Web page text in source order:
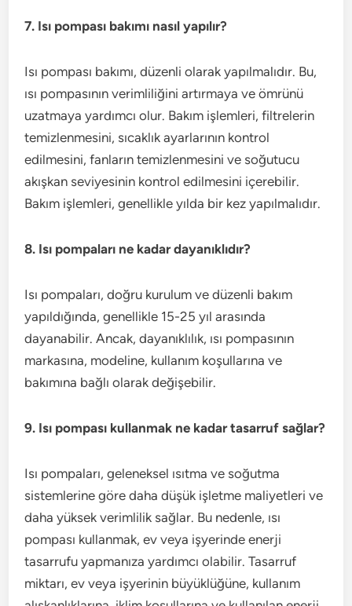
7. Isı pompası bakımı nasıl yapılır?
Isı pompası bakımı, düzenli olarak yapılmalıdır. Bu,
ısı pompasının verimliliğini artırmaya ve ömrünü
uzatmaya yardımcı olur. Bakım işlemleri, filtrelerin
temizlenmesini, sıcaklık ayarlarının kontrol
edilmesini, fanların temizlenmesini ve soğutucu
akışkan seviyesinin kontrol edilmesini içerebilir.
Bakım işlemleri, genellikle yılda bir kez yapılmalıdır.
8. Isı pompaları ne kadar dayanıklıdır?
Isı pompaları, doğru kurulum ve düzenli bakım
yapıldığında, genellikle 15-25 yıl arasında
dayanabilir. Ancak, dayanıklılık, ısı pompasının
markasına, modeline, kullanım koşullarına ve
bakımına bağlı olarak değişebilir.
9. Isı pompası kullanmak ne kadar tasarruf sağlar?
Isı pompaları, geleneksel ısıtma ve soğutma
sistemlerine göre daha düşük işletme maliyetleri ve
daha yüksek verimlilik sağlar. Bu nedenle, ısı
pompası kullanmak, ev veya işyerinde enerji
tasarrufu yapmanıza yardımcı olabilir. Tasarruf
miktarı, ev veya işyerinin büyüklüğüne, kullanım